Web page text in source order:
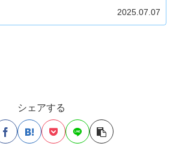
2025.07.07
シェアする